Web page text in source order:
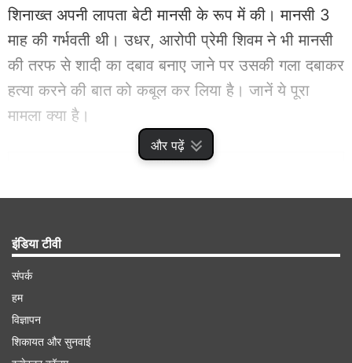
और पढ़ें
शिनाख्त अपनी लापता बेटी मानसी के रूप में की। मानसी 3
माह की गर्भवती थी। उधर, आरोपी प्रेमी शिवम ने भी मानसी
की तरफ से शादी का दबाव बनाए जाने पर उसकी गला दबाकर
हत्या करने की बात को कबूल कर लिया है। जानें ये पूरा
मामला क्या है।
Advertisement
इंडिया टीवी
संपर्क
हम
विज्ञापन
शिकायत और सुनवाई